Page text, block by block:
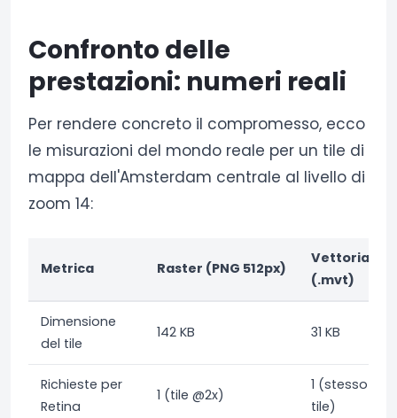
Confronto delle
prestazioni: numeri reali
Per rendere concreto il compromesso, ecco
le misurazioni del mondo reale per un tile di
mappa dell'Amsterdam centrale al livello di
zoom 14:
Metrica Raster (PNG 512px)
Vettoriale
(.mvt)
Dimensione
del tile
142 KB 31 KB
Richieste per
Retina
1 (tile @2x)
1 (stesso
tile)